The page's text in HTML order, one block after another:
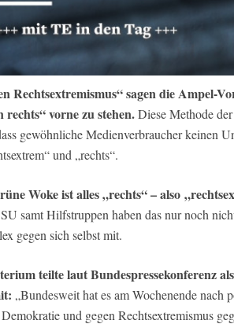
Rechtsextremismus“ sagen die Ampel-
rechts“ vorne zu stehen.Diese Methode
gewöhnliche Medienverbraucher keinen
und „rechts“.
Woke ist alles „rechts“ – also
samt Hilfstruppen haben das nur noch
gegen sich selbst mit.
teilte laut Bundespressekonferenz
„Bundesweit hat es am Wochenende nach
und gegen Rechtsextremismus